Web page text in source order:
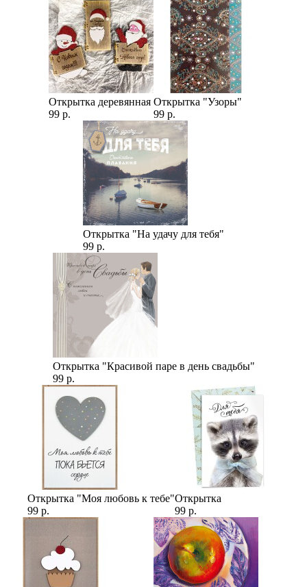
Открытка деревянная
99 р.
Открытка "Узоры"
99 р.
Открытка "На удачу для тебя"
99 р.
Открытка "Красивой паре в день свадьбы"
99 р.
Открытка "Моя любовь к тебе"
99 р.
Открытка
99 р.